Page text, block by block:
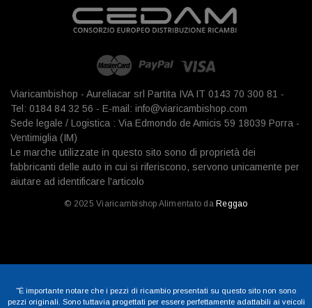
Viaricambishop - Aureliacar srl Partita IVA IT 0143 70 300 81 -
Tel: 0184 84 32 56 - E-mail: info@viaricambishop.com
Sede legale / Logistica : Via Edmondo de Amicis 59 18039 Porra -
Ventimiglia (IM)
Le marche utilizzate in questo sito sono di proprietà dei
fabbricanti delle auto in cui si riferiscono, servono unicamente per
aiutare ad identificare l'articolo
© 2025 Viaricambishop Alimentato da Reggao
"È importante notare che i pezzi di ricambio presentati su questo sito non sono
pezzi originali. Sono tuttavia progettati per essere perfettamente adattabili ai veicoli